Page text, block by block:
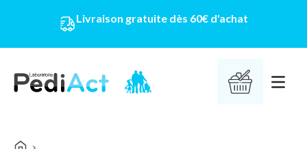
Livraison gratuite dès 60€ d'achat